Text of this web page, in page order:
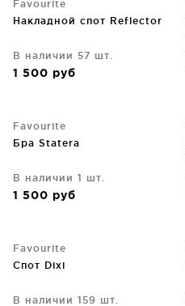
Favourite
Накладной спот Reflector
В наличии 57 шт.
1 500 руб
Favourite
Бра Statera
В наличии 1 шт.
1 500 руб
Favourite
Спот Dixi
В наличии 159 шт.